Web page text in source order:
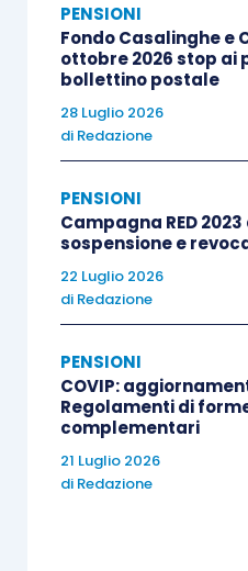
PENSIONI
Fondo Casalinghe e
ottobre 2026 stop ai
bollettino postale
28 Luglio 2026
di Redazione
PENSIONI
Campagna RED
sospensione e
22 Luglio 2026
di Redazione
PENSIONI
COVIP:
Regolamenti di
complementari
21 Luglio 2026
di Redazione